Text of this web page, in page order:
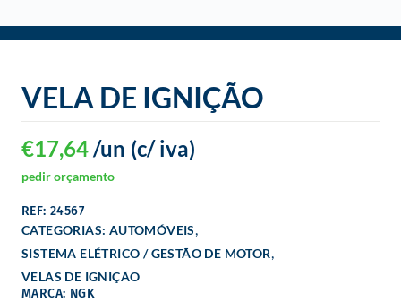
VELA DE IGNIÇÃO
€17,64 (c/ iva)
/un
pedir orçamento
REF: 24567
CATEGORIAS: AUTOMÓVEIS,
SISTEMA ELÉTRICO / GESTÃO DE MOTOR,
VELAS DE IGNIÇÃO
MARCA: NGK